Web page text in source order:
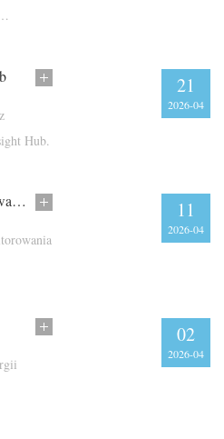
Hub.
21
2026-04
IAMMETER wprowadza WEM2067 do dwufazowego monitorowania energii i domowych zastosowań słonecznych 11
2026-04
02
2026-04